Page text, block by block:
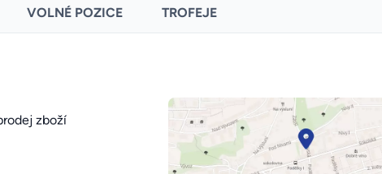
VOLNÉ POZICE TROFEJE
zboží